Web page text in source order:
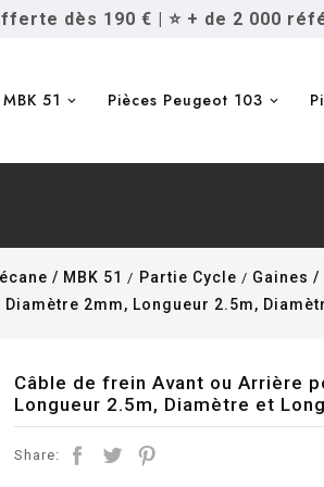
dès 190 € | ⭐ + de 2 000
51 Pièces Peugeot 103
/ MBK 51 Partie Cycle
Gaines /
2mm, Longueur 2.5m,
Câble de frein Avant ou Arrière
Longueur 2.5m, Diamètre et
Share: